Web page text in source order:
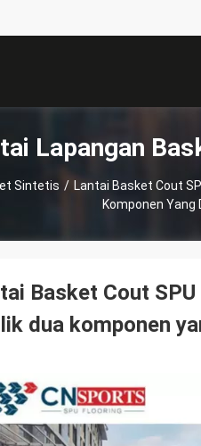
Lapangan
Sintetis / Lantai Basket Cout
Komponen Yang
Basket Cout
dua komponen